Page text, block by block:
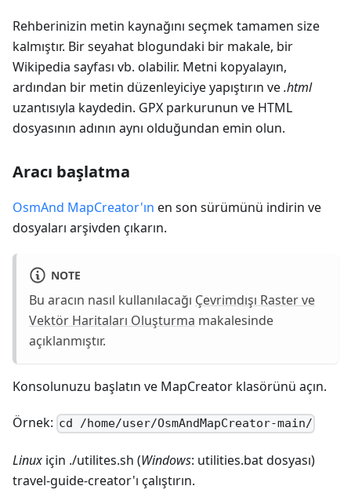
Rehberinizin metin kaynağını seçmek tamamen size
kalmıştır. Bir seyahat blogundaki bir makale, bir
Wikipedia sayfası vb. olabilir. Metni kopyalayın,
ardından bir metin düzenleyiciye yapıştırın ve.html
uzantısıyla kaydedin. GPX parkurunun ve HTML
dosyasının adının aynı olduğundan emin olun.
Aracı başlatma
OsmAnd MapCreator'ın en son sürümünü indirin ve
dosyaları arşivden çıkarın.
NOTE
Bu aracın nasıl kullanılacağı Çevrimdışı Raster ve
Vektör Haritaları Oluşturma makalesinde
açıklanmıştır.
Konsolunuzu başlatın ve MapCreator klasörünü açın.
Örnek: cd /home/user/OsmAndMapCreator-main/
Linux için ./utilites.sh (Windows: utilities.bat dosyası)
travel-guide-creator'ı çalıştırın.